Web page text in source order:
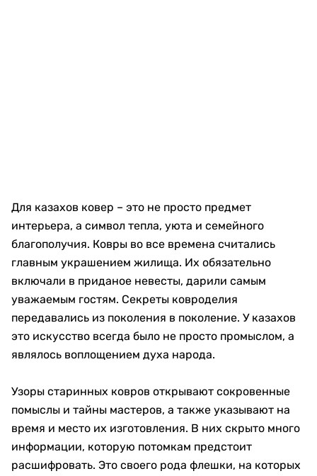
Для казахов ковер – это не просто предмет
интерьера, а символ тепла, уюта и семейного
благополучия. Ковры во все времена считались
главным украшением жилища. Их обязательно
включали в приданое невесты, дарили самым
уважаемым гостям. Секреты ковроделия
передавались из поколения в поколение. У казахов
это искусство всегда было не просто промыслом, а
являлось воплощением духа народа.
Узоры старинных ковров открывают сокровенные
помыслы и тайны мастеров, а также указывают на
время и место их изготовления. В них скрыто много
информации, которую потомкам предстоит
расшифровать. Это своего рода флешки, на которых